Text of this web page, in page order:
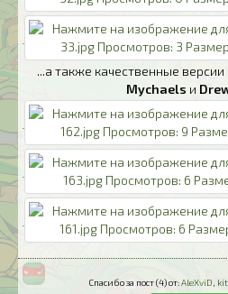
...а также качественные версии
Mychaels и
Спасибо за пост (4) от:AleXviD